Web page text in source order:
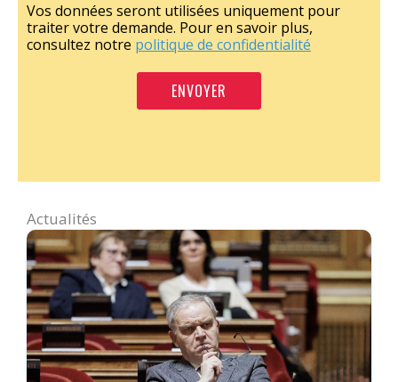
Vos données seront utilisées uniquement pour
traiter votre demande. Pour en savoir plus,
consultez notre politique de confidentialité
Actualités